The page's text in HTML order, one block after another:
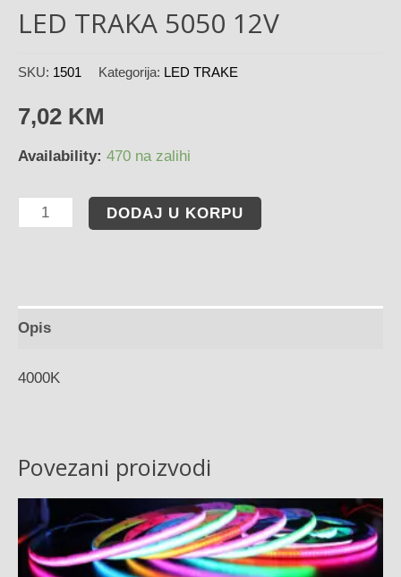
LED TRAKA 5050 12V
SKU: 1501 Kategorija: LED TRAKE
7,02 KM
Availability: 470 na zalihi
DODAJ U KORPU
Opis
4000K
Povezani proizvodi